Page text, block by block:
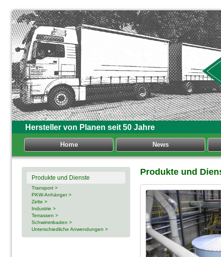
Hersteller von Planen seit 50 Jahre
Home News
Produkte und Dienste
Transport >
PKW-Anhänger >
Zelte >
Industrie >
Terrassen >
Schwimmbaden >
Unterschiedliche Anwendungen >
Produkte und